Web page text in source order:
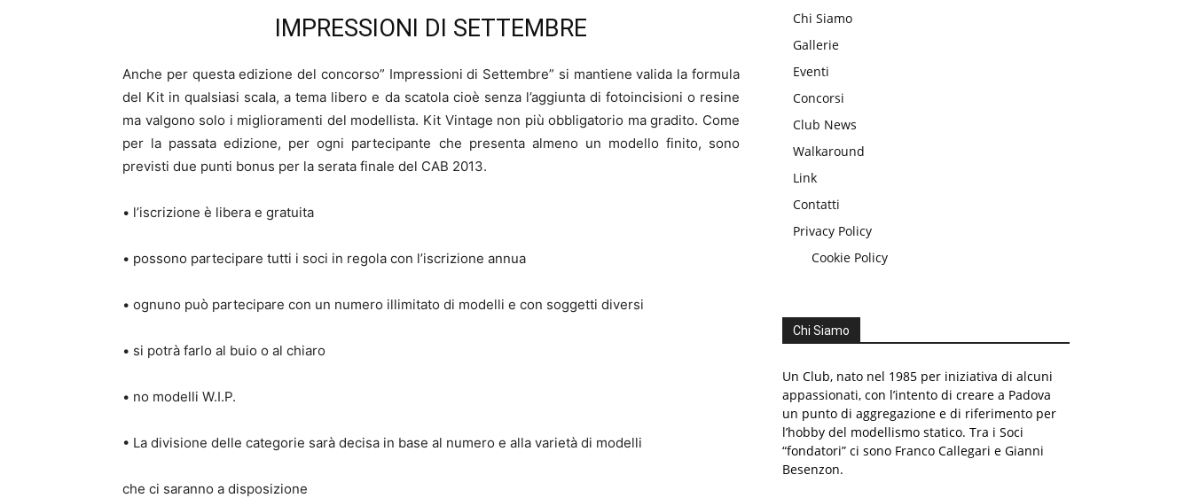
IMPRESSIONI DI SETTEMBRE
Anche per questa edizione del concorso” Impressioni di Settembre” si mantiene valida la formula
del Kit in qualsiasi scala, a tema libero e da scatola cioè senza l’aggiunta di fotoincisioni o resine
ma valgono solo i miglioramenti del modellista. Kit Vintage non più obbligatorio ma gradito. Come
per la passata edizione, per ogni partecipante che presenta almeno un modello finito, sono
previsti due punti bonus per la serata finale del CAB 2013.
• l’iscrizione è libera e gratuita
• possono partecipare tutti i soci in regola con l’iscrizione annua
• ognuno può partecipare con un numero illimitato di modelli e con soggetti diversi
• si potrà farlo al buio o al chiaro
• no modelli W.I.P.
• La divisione delle categorie sarà decisa in base al numero e alla varietà di modelli
che ci saranno a disposizione
Chi Siamo
Gallerie
Eventi
Concorsi
Club News
Walkaround
Link
Contatti
Privacy Policy
Cookie Policy
Chi Siamo
Un Club, nato nel 1985 per iniziativa di alcuni
appassionati, con l’intento di creare a Padova
un punto di aggregazione e di riferimento per
l’hobby del modellismo statico. Tra i Soci
“fondatori” ci sono Franco Callegari e Gianni
Besenzon.